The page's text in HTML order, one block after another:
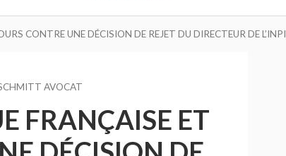
CONTRE UNE DÉCISION DE REJET DU DIRECTEUR DE L’INPI
AVOCAT
FRANÇAISE ET